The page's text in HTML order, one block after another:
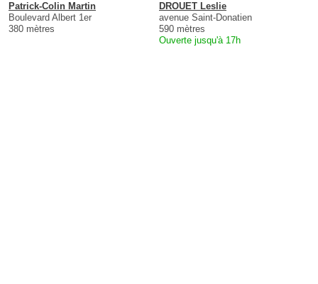
Patrick-Colin Martin
Boulevard Albert 1er
380 mètres
DROUET Leslie
avenue Saint-Donatien
590 mètres
Ouverte jusqu'à 17h